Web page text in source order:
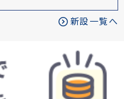
新設一覧へ